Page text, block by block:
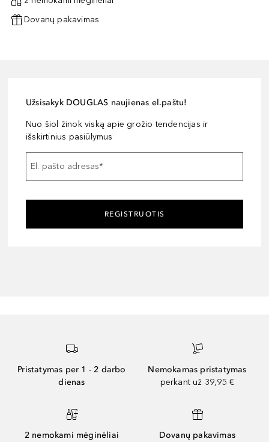
Dovanų pakavimas
Užsisakyk DOUGLAS naujienas el.paštu!
Nuo šiol žinok viską apie grožio tendencijas ir
išskirtinius pasiūlymus
El. pašto adresas*
REGISTRUOTIS
Pristatymas per 1 - 2 darbo
dienas
Nemokamas pristatymas
perkant už 39,95 €
2 nemokami mėginėliai Dovanų pakavimas